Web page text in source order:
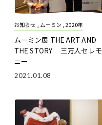
お知らせ , ムーミン , 2020年
ムーミン展 THE ART AND
THE STORY 三万人セレモ
ニー
2021.01.08